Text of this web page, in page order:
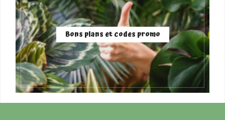
Bons plans et codes promo